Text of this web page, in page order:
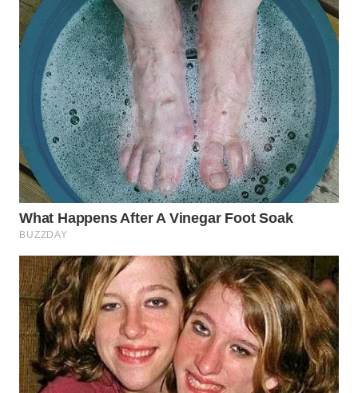
LAWAS
WN
SUMEDANG
WN
CIANJUR
WN
KEPULAUAN
SERIBU
TANGERANG
WN
BINJAI
WN
CIREBON